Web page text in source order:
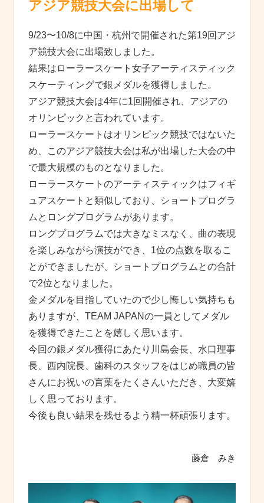
アジア競技大会に出場して
9/23〜10/8に中国・杭州で開催された第19回アジ
ア競技大会に出場致しました。
結果はローラースケート女子アーティスティック
スケーティングで銀メダルを獲得しました。
アジア競技大会は4年に1回開催され、アジアの
オリンピックと言われています。
ローラースケートはオリンピック競技ではないた
め、このアジア競技大会は私が出場した大会の中
で最大規模のものとなりました。
ローラースケートのアーティスティックはフィギ
ュアスケートと類似しており、ショートプログラ
ムとロングプログラムがあります。
ロングプログラムでは大きなミスなく、曲の表現
を楽しみながら演技ができ、1位の点数を取るこ
とができましたが、ショートプログラムとの合計
で2位となりました。
金メダルを目指していたので少し悔しい気持ちも
ありますが、TEAM JAPANの一員としてメダル
を獲得できたことを嬉しく思います。
今回の銀メダル獲得にあたり川島会長、水口理事
長、西内院長、歯科のスタッフをはじめ職員の皆
さんにお祝いの言葉をたくさんいただき、大変嬉
しく思っております。
今後も良い結果を残せるよう精一杯頑張ります。
藤倉 みき